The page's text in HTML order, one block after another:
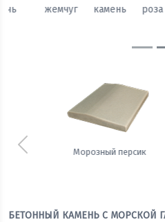
Бостон
цветок
камень
Сапфировая ночь
Предыдущий
БЕТОННЫЙ КАМЕНЬ С МОРСКОЙ